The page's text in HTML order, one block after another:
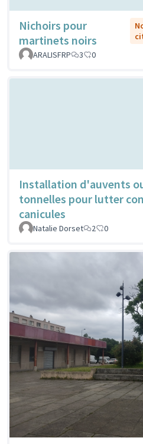
Nichoirs pour
martinets noirs
ARALISFRP
3 0
Installation d'auvents
tonnelles pour lutter
canicules
Natalie Dorset 2 0